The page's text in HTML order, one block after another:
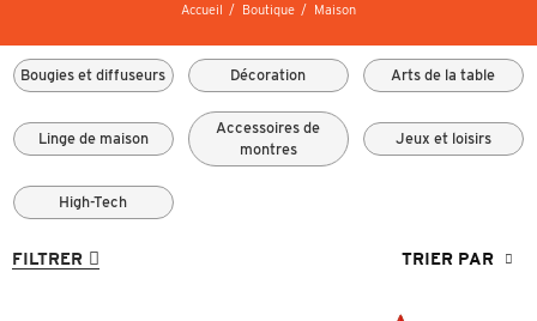
Accueil Boutique Maison
Bougies et diffuseurs Décoration Arts de la table
Linge de maison
Accessoires de
montres
Jeux et loisirs
High-Tech
FILTRER TRIER PAR